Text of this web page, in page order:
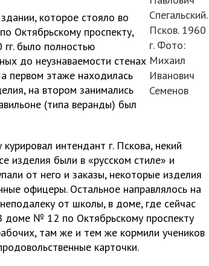
Спегальский.
Псков. 1960
г. Фото:
Михаил
Иванович
Семенов
которое стояло во
проспекту,
было полностью
до неузнаваемости стенах
первом этаже находилась
на втором занимались
(типа веранды) был
интендант г. Пскова, некий
изделия были в «русском стиле» и
от него и заказы, некоторые изделия
офицеры. Остальное направлялось на
от школы, в доме, где сейчас
доме № 12 по Октябрьскому проспекту
там же и тем же кормили учеников
карточки.